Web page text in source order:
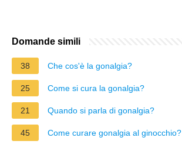
Domande simili
38 Che cos'è la gonalgia?
25 Come si cura la gonalgia?
21 Quando si parla di gonalgia?
45 Come curare gonalgia al ginocchio?